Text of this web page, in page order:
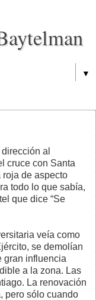
▼
al
cruce con Santa
roja de aspecto
todo lo que sabía,
que dice “Se
veía como
se demolían
gran influencia
a la zona. Las
La renovación
pero sólo cuando